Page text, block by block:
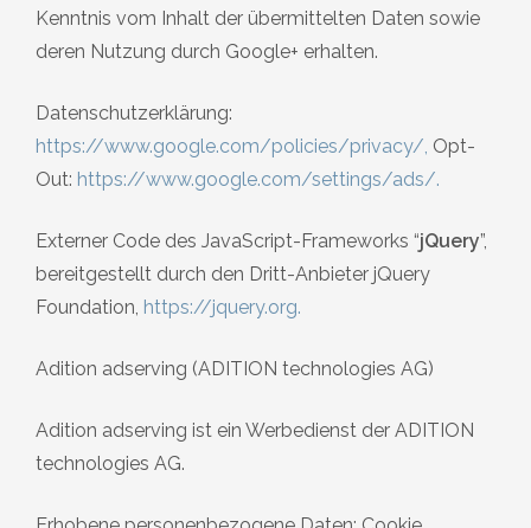
Kenntnis vom Inhalt der übermittelten Daten sowie
deren Nutzung durch Google+ erhalten.
Datenschutzerklärung:
https://www.google.com/policies/privacy/, Opt-
Out: https://www.google.com/settings/ads/.
Externer Code des JavaScript-Frameworks “jQuery”,
bereitgestellt durch den Dritt-Anbieter jQuery
Foundation, https://jquery.org.
Adition adserving (ADITION technologies AG)
Adition adserving ist ein Werbedienst der ADITION
technologies AG.